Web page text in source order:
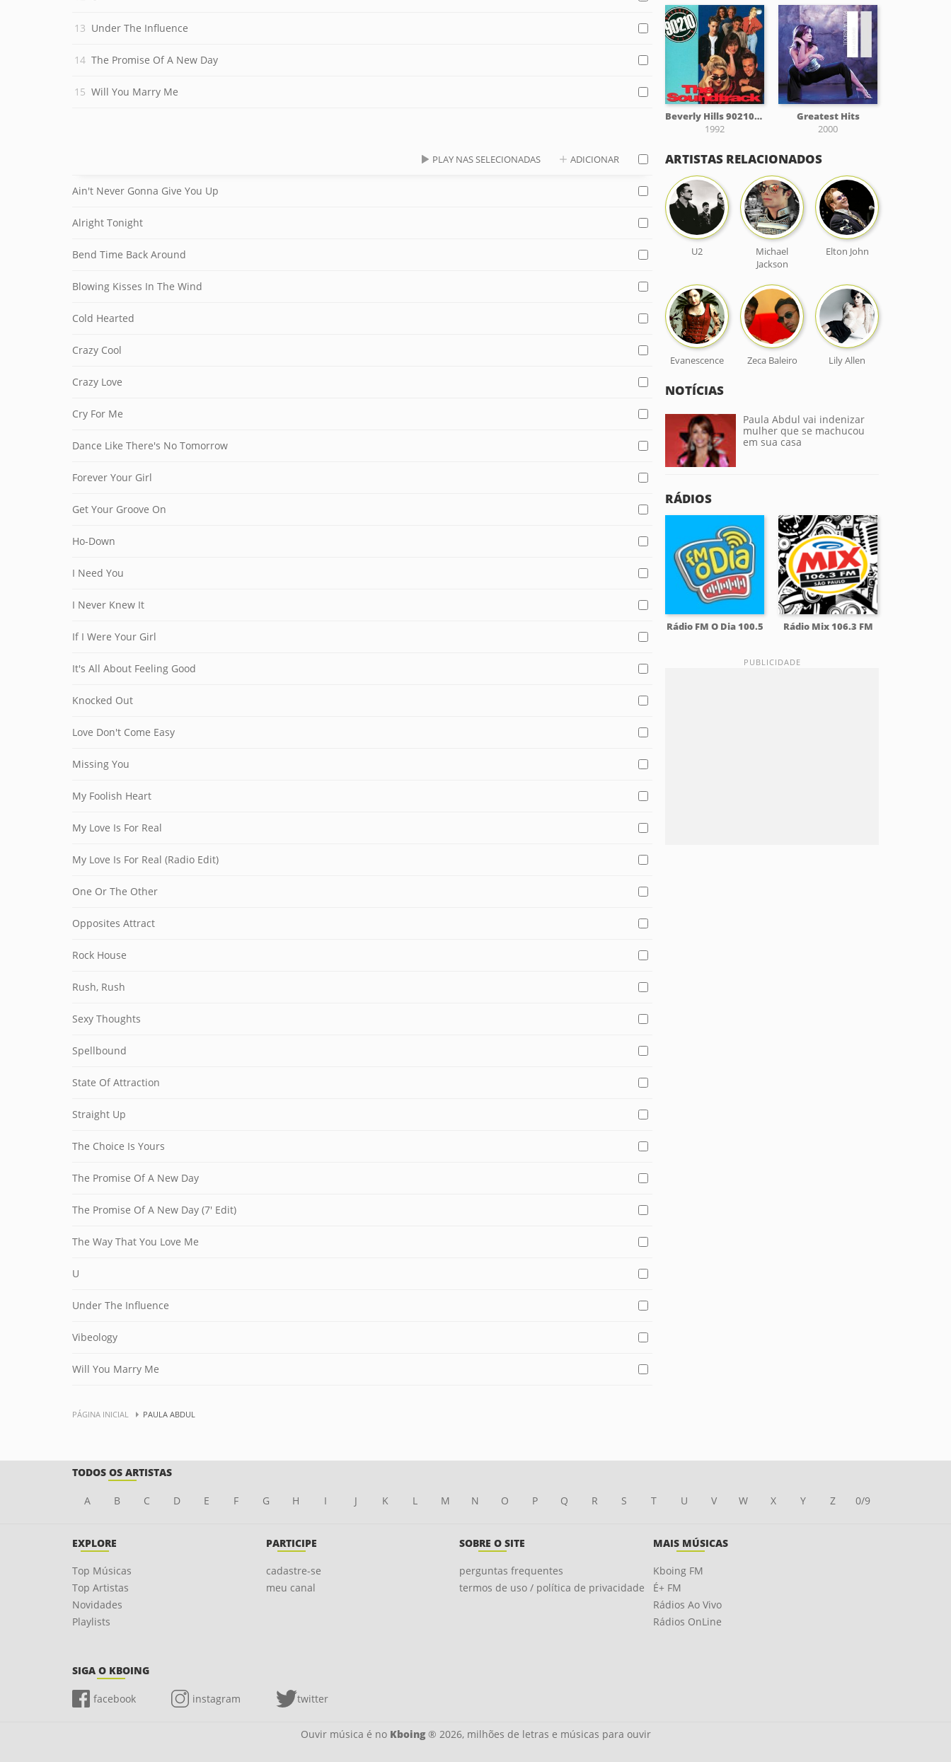
Under The Influence
The Promise Of A New Day
Will You Marry Me
PLAY NAS SELECIONADAS ADICIONAR
Ain't Never Gonna Give You Up
Alright Tonight
Bend Time Back Around
Blowing Kisses In The Wind
Cold Hearted
Crazy Cool
Crazy Love
Cry For Me
Dance Like There's No Tomorrow
Forever Your Girl
Get Your Groove On
Ho-Down
I Need You
I Never Knew It
If I Were Your Girl
It's All About Feeling Good
Knocked Out
Love Don't Come Easy
Missing You
My Foolish Heart
My Love Is For Real
My Love Is For Real (Radio Edit)
One Or The Other
Opposites Attract
Rock House
Rush, Rush
Sexy Thoughts
Spellbound
State Of Attraction
Straight Up
The Choice Is Yours
The Promise Of A New Day
The Promise Of A New Day (7' Edit)
The Way That You Love Me
U
Under The Influence
Vibeology
Will You Marry Me
Beverly Hills 90210-The Soundtrack
1992
Greatest Hits
2000
ARTISTAS RELACIONADOS
U2
Michael
Jackson
Elton John
Evanescence Zeca Baleiro Lily Allen
NOTÍCIAS
Paula Abdul vai indenizar
mulher que se machucou
em sua casa
RÁDIOS
Rádio FM O Dia 100.5 Rádio Mix 106.3 FM
PÁGINA INICIAL PAULA ABDUL
TODOS OS ARTISTAS
A B C D E F G H I J K L M N O P Q R S T U V W X Y Z 0/9
EXPLORE
Top Músicas
Top Artistas
Novidades
Playlists
PARTICIPE
cadastre-se
meu canal
SOBRE O SITE
perguntas frequentes
termos de uso / política de privacidade
MAIS MÚSICAS
Kboing FM
É+ FM
Rádios Ao Vivo
Rádios OnLine
SIGA O KBOING
facebook instagram twitter
Ouvir música é no Kboing® 2026, milhões de letras e músicas para ouvir